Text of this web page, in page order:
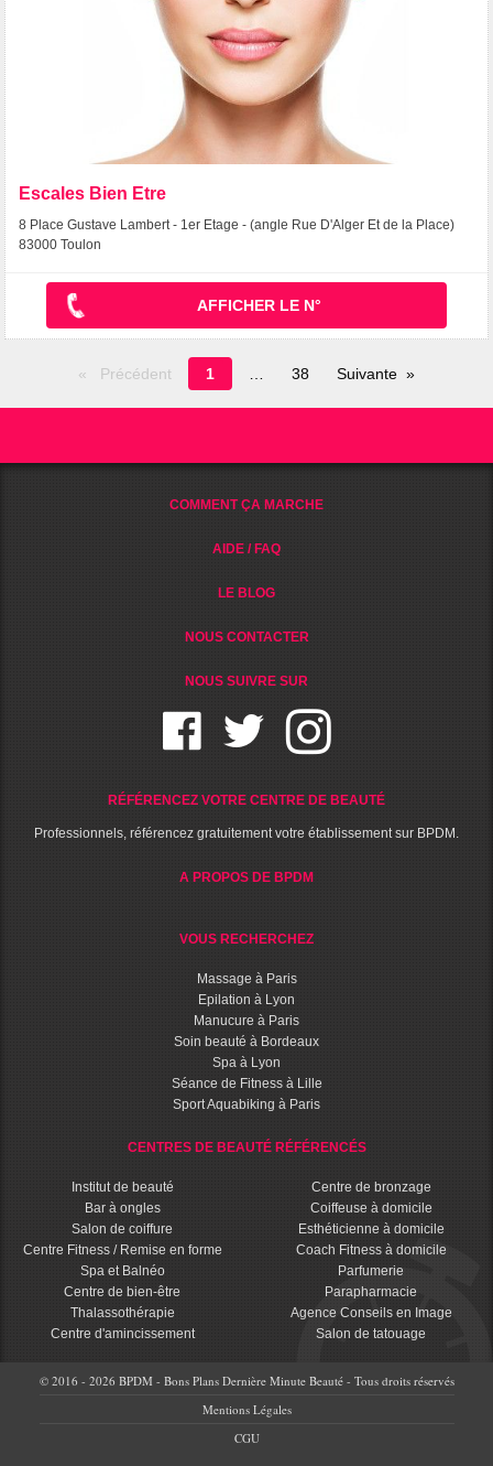
Escales Bien Etre
8 Place Gustave Lambert - 1er Etage - (angle Rue D'Alger Et de la Place)
83000 Toulon
AFFICHER LE N°
Précédent
Page
en
1 38 Suivante
COMMENT ÇA MARCHE
AIDE / FAQ
LE BLOG
NOUS CONTACTER
NOUS SUIVRE SUR
RÉFÉRENCEZ VOTRE CENTRE DE BEAUTÉ
Professionnels, référencez gratuitement votre établissement sur BPDM.
A PROPOS DE BPDM
VOUS RECHERCHEZ
Massage à Paris
Epilation à Lyon
Manucure à Paris
Soin beauté à Bordeaux
Spa à Lyon
Séance de Fitness à Lille
Sport Aquabiking à Paris
CENTRES DE BEAUTÉ RÉFÉRENCÉS
Institut de beauté
Bar à ongles
Salon de coiffure
Centre Fitness / Remise en forme
Spa et Balnéo
Centre de bien-être
Thalassothérapie
Centre d'amincissement
Centre de bronzage
Coiffeuse à domicile
Esthéticienne à domicile
Coach Fitness à domicile
Parfumerie
Parapharmacie
Agence Conseils en Image
Salon de tatouage
© 2016 - 2026 BPDM - Bons Plans Dernière Minute Beauté - Tous droits réservés
Mentions Légales
CGU